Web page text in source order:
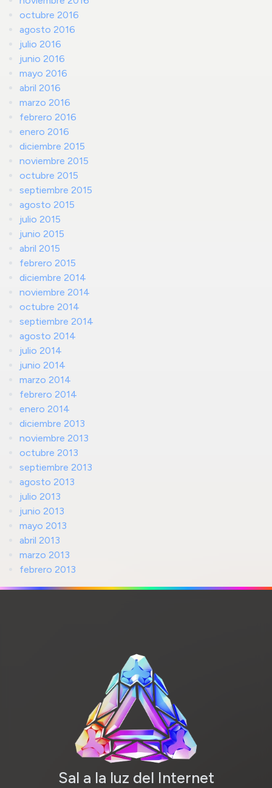
octubre 2016
agosto 2016
julio 2016
junio 2016
mayo 2016
abril 2016
marzo 2016
febrero 2016
enero 2016
diciembre 2015
noviembre 2015
octubre 2015
septiembre 2015
agosto 2015
julio 2015
junio 2015
abril 2015
febrero 2015
diciembre 2014
noviembre 2014
octubre 2014
septiembre 2014
agosto 2014
julio 2014
junio 2014
marzo 2014
febrero 2014
enero 2014
diciembre 2013
noviembre 2013
octubre 2013
septiembre 2013
agosto 2013
julio 2013
junio 2013
mayo 2013
abril 2013
marzo 2013
febrero 2013
Sal a la luz del Internet